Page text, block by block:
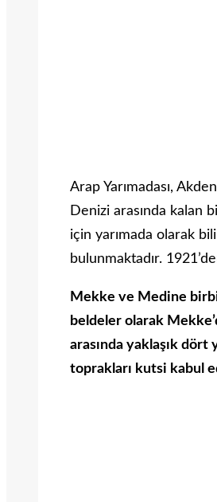
Arap Yarımadası,
Denizi arasında kalan
için yarımada olarak
bulunmaktadır.
Mekke ve Medine
beldeler olarak
arasında yaklaşık
toprakları kutsi kabul